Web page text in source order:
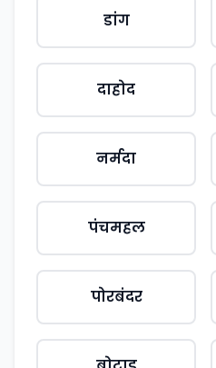
डांग
दाहोद
नर्मदा
पंचमहल
पोरबंदर